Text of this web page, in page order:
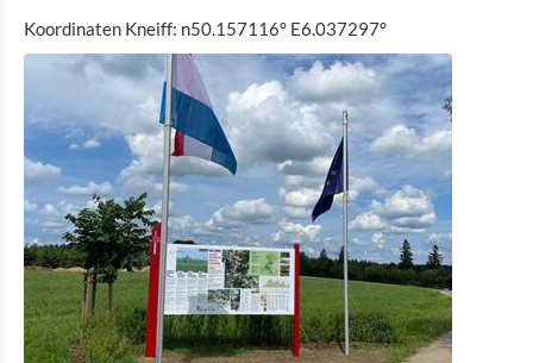
Agenda
News
höchster Punkt Luxemburgs "Kneiff"
Fahrradservicestation
E-bike t´Our "Looss d´Kierch am Duerf"
Sentier des Passeurs "rundum erneuert"
Video Mäin Éisleck
RTL Reportage Vakanz Doheem
Koordinaten Kneiff: n50.157116° E6.037297°